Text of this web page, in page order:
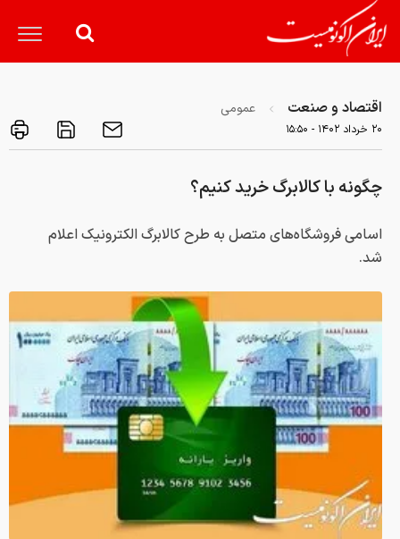
اقتصاد و صنعت عمومی
۲۰ خرداد ۱۴۰۲ - ۱۵:۵۰
چگونه با کالابرگ خرید کنیم؟
اسامی فروشگاه‌های متصل به طرح کالابرگ الکترونیک اعلام
شد.